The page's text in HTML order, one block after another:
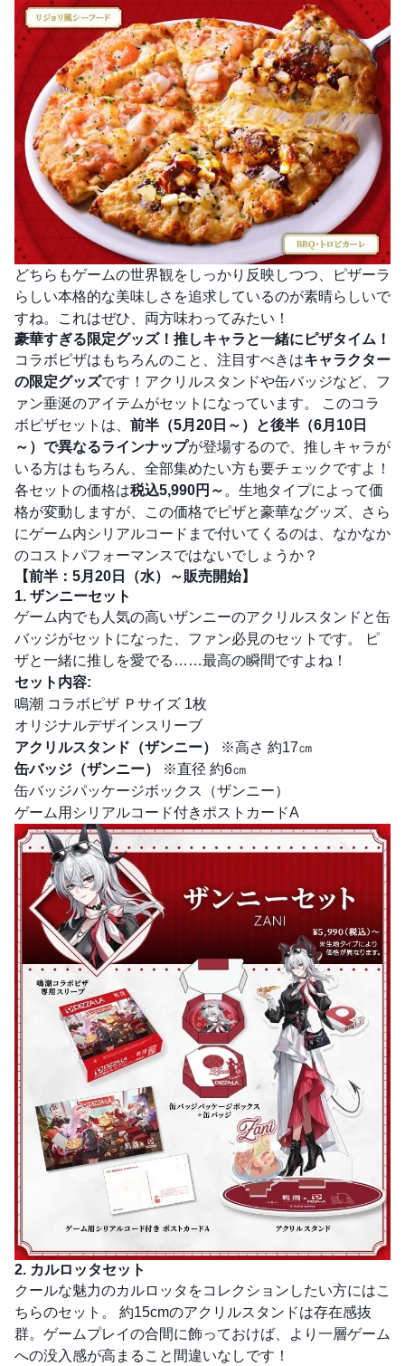
どちらもゲームの世界観をしっかり反映しつつ、ピザーラ
らしい本格的な美味しさを追求しているのが素晴らしいで
すね。これはぜひ、両方味わってみたい！
豪華すぎる限定グッズ！推しキャラと一緒にピザタイム！
コラボピザはもちろんのこと、注目すべきはキャラクター
の限定グッズです！アクリルスタンドや缶バッジなど、フ
ァン垂涎のアイテムがセットになっています。 このコラ
ボピザセットは、 前半（5月20日～）と後半（6月10日
～）で異なるラインナップが登場するので、推しキャラが
いる方はもちろん、全部集めたい方も要チェックですよ！
各セットの価格は税込5,990円～ 。生地タイプによって価
格が変動しますが、この価格でピザと豪華なグッズ、さら
にゲーム内シリアルコードまで付いてくるのは、なかなか
のコストパフォーマンスではないでしょうか？
【前半：5月20日（水）～販売開始】
1. ザンニーセット
ゲーム内でも人気の高いザンニーのアクリルスタンドと缶
バッジがセットになった、ファン必見のセットです。 ピ
ザと一緒に推しを愛でる……最高の瞬間ですよね！
セット内容:
鳴潮 コラボピザ Ｐサイズ 1枚
オリジナルデザインスリーブ
アクリルスタンド（ザンニー）
※高さ 約17㎝
缶バッジ（ザンニー）
※直径 約6㎝
缶バッジパッケージボックス（ザンニー）
ゲーム用シリアルコード付きポストカードA
2. カルロッタセット
クールな魅力のカルロッタをコレクションしたい方にはこ
ちらのセット。 約15cmのアクリルスタンドは存在感抜
群。ゲームプレイの合間に飾っておけば、より一層ゲーム
への没入感が高まること間違いなしです！